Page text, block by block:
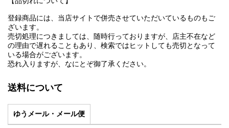
登録商品には、当店サイトで併売させていただいているものもご
ざいます。
売切処理につきましては、随時行っておりますが、店主不在など
の理由で遅れることもあり、検索ではヒットしても売切となって
いる場合がございます。
恐れ入りますが、なにとぞ御了承ください。
送料について
ゆうメール・メール便